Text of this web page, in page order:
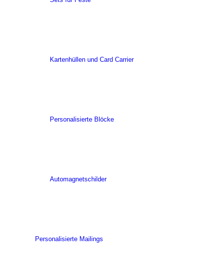
Kartenhüllen und Card Carrier
Personalisierte Blöcke
Automagnetschilder
Personalisierte Mailings